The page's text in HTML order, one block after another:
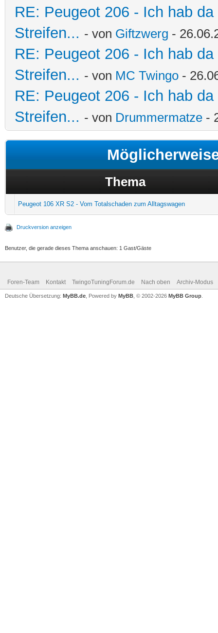
RE: Peugeot 206 - Ich hab
Streifen... - von Giftzwerg -
RE: Peugeot 206 - Ich hab
Streifen... - von MC Twingo -
RE: Peugeot 206 - Ich hab
Streifen... - von Drummermatze -
Thema
Peugeot 106 XR S2 - Vom Totalschaden zum Alltagswagen
Druckversion anzeigen
Benutzer, die gerade dieses Thema anschauen: 1 Gast/Gäste
Foren-Team Kontakt TwingoTuningForum.de Nach oben Archiv-Modus
Deutsche Übersetzung: MyBB.de , Powered by MyBB , © 2002-2026 MyBB Group